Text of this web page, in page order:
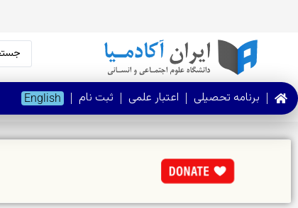
برنامه تحصیلی اعتبار علمی ثبت نام English